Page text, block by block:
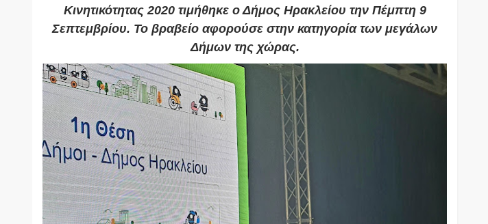
Κινητικότητας 2020 τιμήθηκε ο Δήμος Ηρακλείου την Πέμπτη 9
Σεπτεμβρίου. Το βραβείο αφορούσε στην κατηγορία των μεγάλων
Δήμων της χώρας.